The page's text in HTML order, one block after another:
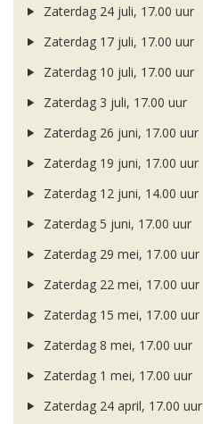
Zaterdag 24 juli, 17.00 uur
Zaterdag 17 juli, 17.00 uur
Zaterdag 10 juli, 17.00 uur
Zaterdag 3 juli, 17.00 uur
Zaterdag 26 juni, 17.00 uur
Zaterdag 19 juni, 17.00 uur
Zaterdag 12 juni, 14.00 uur
Zaterdag 5 juni, 17.00 uur
Zaterdag 29 mei, 17.00 uur
Zaterdag 22 mei, 17.00 uur
Zaterdag 15 mei, 17.00 uur
Zaterdag 8 mei, 17.00 uur
Zaterdag 1 mei, 17.00 uur
Zaterdag 24 april, 17.00 uur